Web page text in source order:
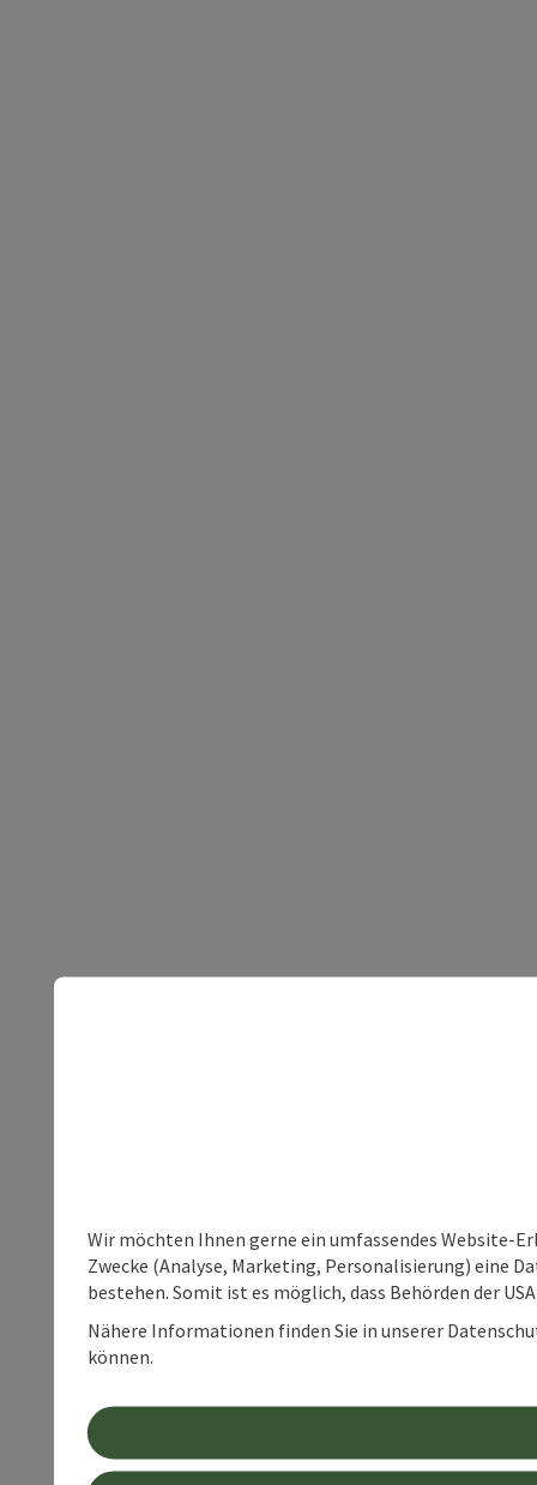
Wir möchten Ihnen gerne ein umfassendes Website-
Zwecke (Analyse, Marketing, Personalisierung) eine
bestehen. Somit ist es möglich, dass Behörden der
Nähere Informationen finden Sie in unserer
können.